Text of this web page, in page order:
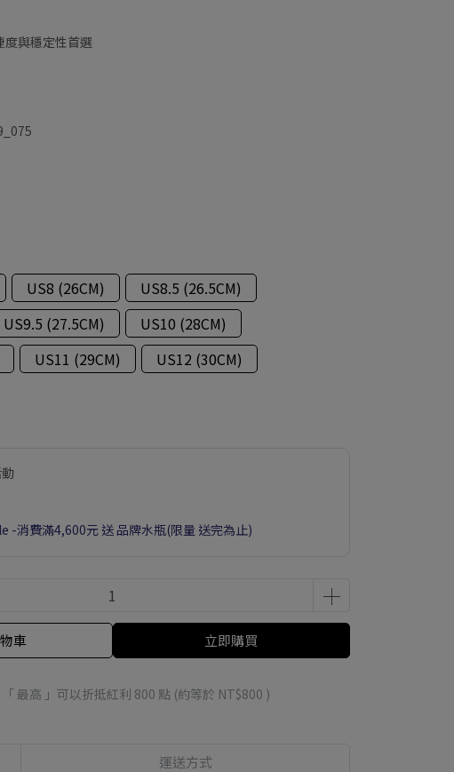
度與穩定性首選
US8 (26CM)
US8.5 (26.5CM)
US9.5 (27.5CM)
US10 (28CM)
US11 (29CM)
US12 (30CM)
-消費滿4,600元 送 品牌水瓶(限量 送完為止)
車 立即購買
最高 」可以折抵紅利 800 點 (約等於 NT$800 )
運送方式